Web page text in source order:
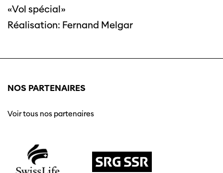
«Vol spécial»
Réalisation: Fernand Melgar
NOS PARTENAIRES
Voir tous nos partenaires